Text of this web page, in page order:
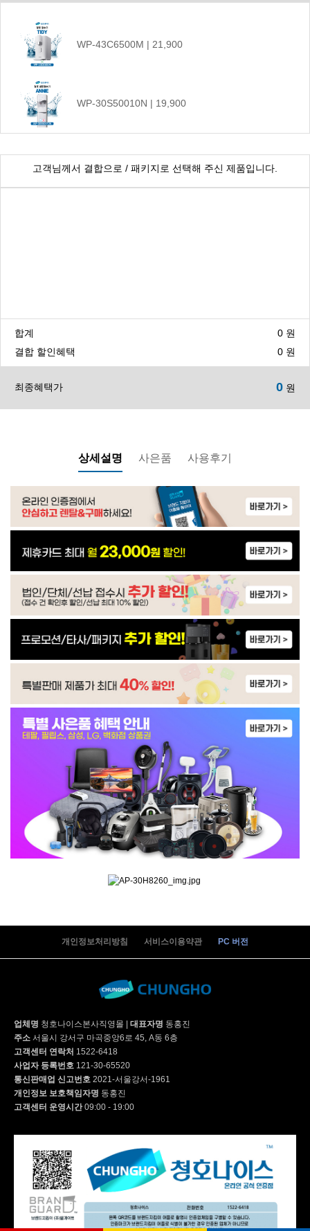
WP-43C6500M | 21,900
WP-30S50010N | 19,900
CHP-1290D | 17,900
WP-60C90010M | 32,900
WP-60C90010M | 33,900
WP-35C90010N | 21,900
IM-50G604S0 | 59,900
WP-45S90510M | 31,900
WP-4S9P51CM | 33,900
WP-45S90510N | 33,900
WI-60C8600M | 40,900
WI-60C8600M | 39,900
WI-55S9500CM | 53,900
WI-60C9600CM | 52,900
WF-80S9600M | 63,900
WF-70S9600M | 59,900
고객님께서 결합으로 / 패키지로 선택해 주신 제품입니다.
합계 0 원
결합 할인혜택
0 원
최종혜택가 0 원
상세설명 사은품 사용후기
개인정보처리방침 서비스이용약관 PC 버전
업체명 청호나이스본사직영몰 대표자명 동홍진
주소 서울시 강서구 마곡중앙6로 45, A동 6층
고객센터 연락처 1522-6418
사업자 등록번호 121-30-65520
통신판매업 신고번호 2021-서울강서-1961
개인정보 보호책임자명 동홍진
고객센터 운영시간09:00 - 19:00